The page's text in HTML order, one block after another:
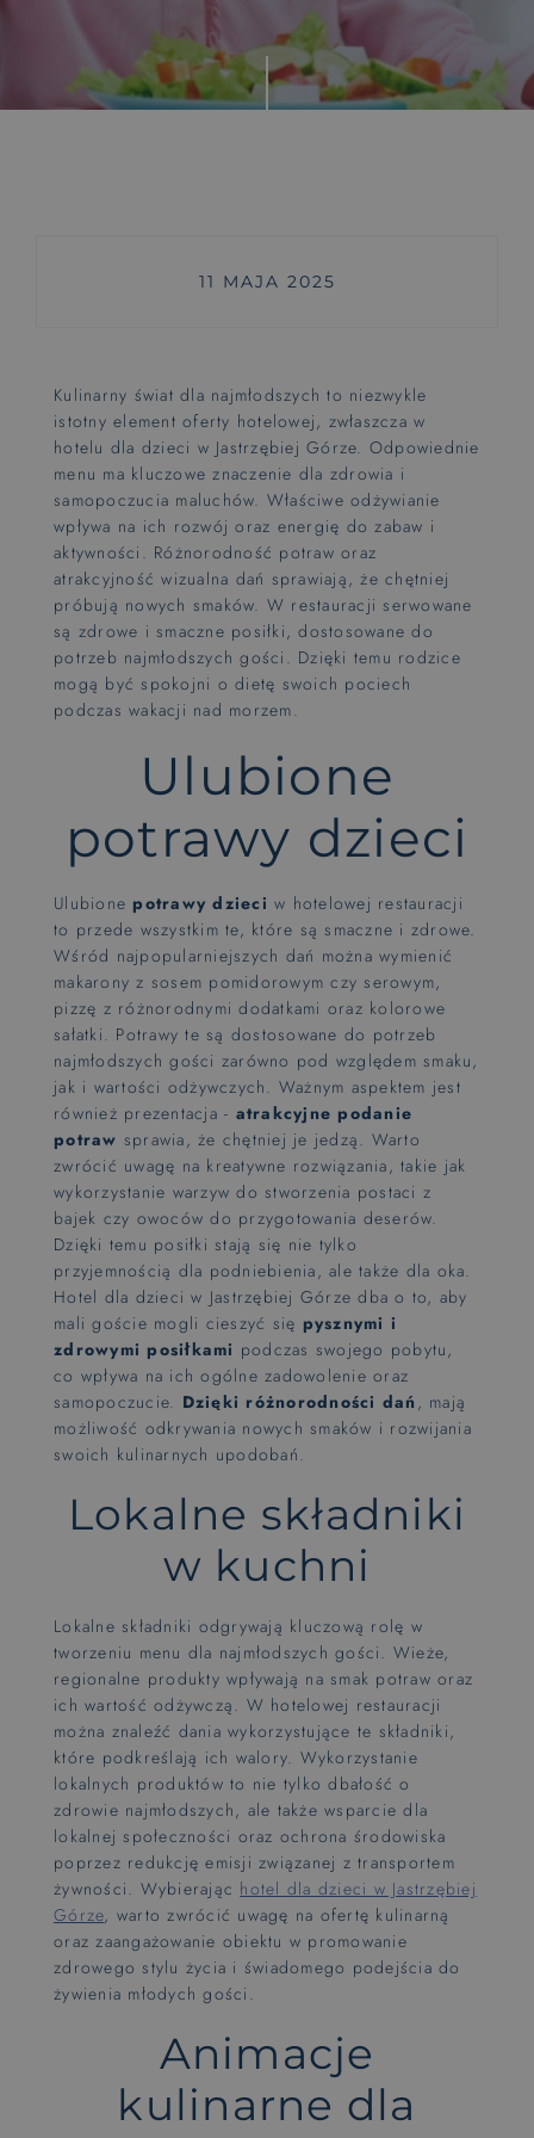
Wyjątkowe doświadczenia
Rytuały saunowe
Hotel dla rowerzystów
BIKE FRIENDLY
11 MAJA 2025
Kulinarny świat dla najmłodszych to niezwykle
istotny element oferty hotelowej, zwłaszcza w
hotelu dla dzieci w Jastrzębiej Górze. Odpowiednie
menu ma kluczowe znaczenie dla zdrowia i
samopoczucia maluchów. Właściwe odżywianie
wpływa na ich rozwój oraz energię do zabaw i
aktywności. Różnorodność potraw oraz
atrakcyjność wizualna dań sprawiają, że chętniej
próbują nowych smaków. W restauracji serwowane
są zdrowe i smaczne posiłki, dostosowane do
potrzeb najmłodszych gości. Dzięki temu rodzice
mogą być spokojni o dietę swoich pociech
podczas wakacji nad morzem.
Ulubione
potrawy dzieci
Ulubione potrawy dzieci w hotelowej restauracji
to przede wszystkim te, które są smaczne i zdrowe.
Wśród najpopularniejszych dań można wymienić
makarony z sosem pomidorowym czy serowym,
pizzę z różnorodnymi dodatkami oraz kolorowe
sałatki. Potrawy te są dostosowane do potrzeb
najmłodszych gości zarówno pod względem smaku,
jak i wartości odżywczych. Ważnym aspektem jest
również prezentacja - atrakcyjne podanie
potraw sprawia, że chętniej je jedzą. Warto
zwrócić uwagę na kreatywne rozwiązania, takie jak
wykorzystanie warzyw do stworzenia postaci z
bajek czy owoców do przygotowania deserów.
Dzięki temu posiłki stają się nie tylko
przyjemnością dla podniebienia, ale także dla oka.
Hotel dla dzieci w Jastrzębiej Górze dba o to, aby
mali goście mogli cieszyć się pysznymi i
zdrowymi posiłkami podczas swojego pobytu,
co wpływa na ich ogólne zadowolenie oraz
samopoczucie. Dzięki różnorodności dań, mają
możliwość odkrywania nowych smaków i rozwijania
swoich kulinarnych upodobań.
Lokalne składniki
w kuchni
Lokalne składniki odgrywają kluczową rolę w
tworzeniu menu dla najmłodszych gości. Wieże,
regionalne produkty wpływają na smak potraw oraz
ich wartość odżywczą. W hotelowej restauracji
można znaleźć dania wykorzystujące te składniki,
które podkreślają ich walory. Wykorzystanie
lokalnych produktów to nie tylko dbałość o
zdrowie najmłodszych, ale także wsparcie dla
lokalnej społeczności oraz ochrona środowiska
poprzez redukcję emisji związanej z transportem
żywności. Wybierając hotel dla dzieci w Jastrzębiej
Górze, warto zwrócić uwagę na ofertę kulinarną
oraz zaangażowanie obiektu w promowanie
zdrowego stylu życia i świadomego podejścia do
żywienia młodych gości.
Animacje
kulinarne dla